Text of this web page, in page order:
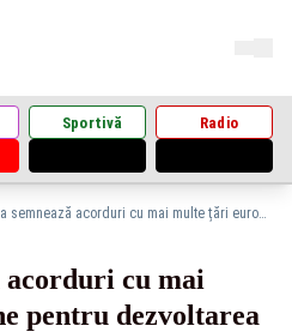
Sportivă Radio
Ucraina semnează acorduri cu mai multe țări europene pentru dezvoltarea și achiziția de drone militare. Anunțul lui Volodimir Zelenski
acorduri cu mai
pentru dezvoltarea